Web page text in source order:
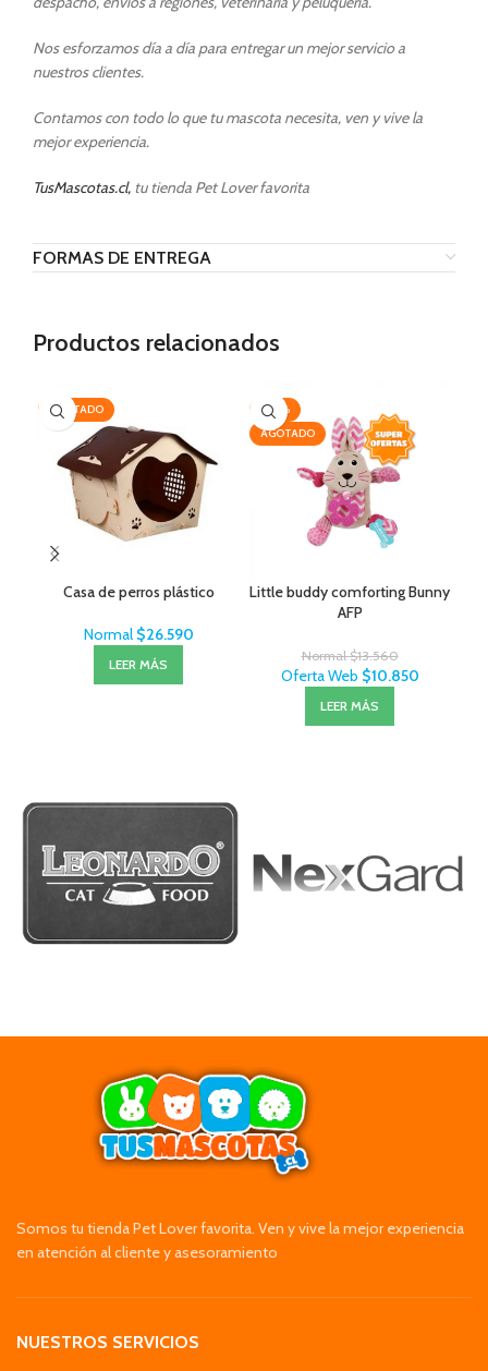
Nos esforzamos día a día para entregar un mejor servicio a
nuestros clientes.
Contamos con todo lo que tu mascota necesita, ven y vive la
mejor experiencia.
TusMascotas.cl, tu tienda Pet Lover favorita
FORMAS DE ENTREGA
Productos relacionados
AGOTADO
Casa de perros plástico
Normal $26.590
LEER MÁS
-20%
AGOTADO
Little buddy comforting Bunny
AFP
Normal$13.560
Oferta Web $10.850
LEER MÁS
Somos tu tienda Pet Lover favorita. Ven y vive la mejor experiencia
en atención al cliente y asesoramiento
NUESTROS SERVICIOS